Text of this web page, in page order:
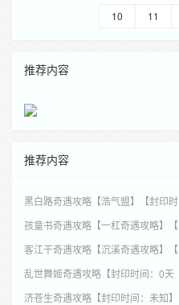
10 11
推荐内容
推荐内容
黑白路奇遇攻略【浩气盟】【封印时
孩童书奇遇攻略【一杠奇遇攻略】【
客江干奇遇攻略【沉溪奇遇攻略】【
乱世舞姬奇遇攻略【封印时间：0天
济苍生奇遇攻略【封印时间：未知】